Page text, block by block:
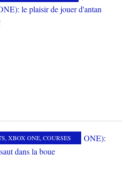
, XBOX ONE, COURSES